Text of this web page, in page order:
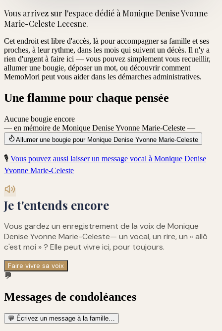
Vous arrivez sur l'espace dédié à Monique Denise Yvonne
Marie-Celeste Lecesne.
Cet endroit est libre d'accès, là pour accompagner sa famille et ses
proches, à leur rythme, dans les mois qui suivent un décès. Il n'y a
rien d'urgent à faire ici — vous pouvez simplement vous recueillir,
allumer une bougie, déposer un mot, ou découvrir comment
MemoMori peut vous aider dans les démarches administratives.
Une flamme pour chaque pensée
Aucune bougie encore
— en mémoire de Monique Denise Yvonne Marie-Celeste —
Allumer une bougie pour Monique Denise Yvonne Marie-Celeste
🎙️ Vous pouvez aussi laisser un message vocal à Monique Denise
Yvonne Marie-Celeste
Je t'entends encore
Vous gardez un enregistrement de la voix de Monique
Denise Yvonne Marie-Celeste— un vocal, un rire, un « allô
c'est moi » ? Elle peut vivre ici, pour toujours.
Faire vivre sa voix
💬
Messages de condoléances
💬 Écrivez un message à la famille…